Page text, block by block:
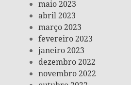
maio 2023
abril 2023
março 2023
fevereiro 2023
janeiro 2023
dezembro 2022
novembro 2022